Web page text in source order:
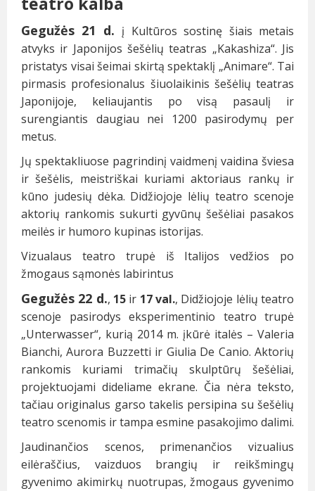
Gegužės 21 d. į Kultūros sostinę šiais metais
atvyks ir Japonijos šešėlių teatras „Kakashiza“. Jis
pristatys visai šeimai skirtą spektaklį „Animare“. Tai
pirmasis profesionalus šiuolaikinis šešėlių teatras
Japonijoje, keliaujantis po visą pasaulį ir
surengiantis daugiau nei 1200 pasirodymų per
metus.
Jų spektakliuose pagrindinį vaidmenį vaidina šviesa
ir šešėlis, meistriškai kuriami aktoriaus rankų ir
kūno judesių dėka. Didžiojoje lėlių teatro scenoje
aktorių rankomis sukurti gyvūnų šešėliai pasakos
meilės ir humoro kupinas istorijas.
Vizualaus teatro trupė iš Italijos vedžios po
žmogaus sąmonės labirintus
Gegužės 22 d., 15 ir 17 val., Didžiojoje lėlių teatro
scenoje pasirodys eksperimentinio teatro trupė
„Unterwasser“, kurią 2014 m. įkūrė italės – Valeria
Bianchi, Aurora Buzzetti ir Giulia De Canio. Aktorių
rankomis kuriami trimačių skulptūrų šešėliai,
projektuojami dideliame ekrane. Čia nėra teksto,
tačiau originalus garso takelis persipina su šešėlių
teatro scenomis ir tampa esmine pasakojimo dalimi.
Jaudinančios scenos, primenančios vizualius
eilėraščius, vaizduos brangių ir reikšmingų
gyvenimo akimirkų nuotrupas, žmogaus gyvenimo